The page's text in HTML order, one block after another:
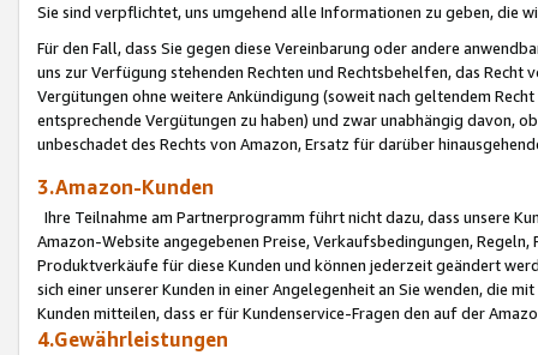
Sie sind verpflichtet, uns umgehend alle Informationen zu geben, die
Für den Fall, dass Sie gegen diese Vereinbarung oder andere
uns zur Verfügung stehenden Rechten und Rechtsbehelfen, das
Vergütungen ohne weitere Ankündigung (soweit nach geltendem
entsprechende Vergütungen zu haben) und zwar unabhängig davon,
unbeschadet des Rechts von Amazon, Ersatz für darüber
3.Amazon-Kunden
Ihre Teilnahme am Partnerprogramm führt nicht dazu, dass unsere
Amazon-Website angegebenen Preise, Verkaufsbedingungen,
Produktverkäufe für diese Kunden und können jederzeit geändert
sich einer unserer Kunden in einer Angelegenheit an Sie wenden, die
Kunden mitteilen, dass er für Kundenservice-Fragen den auf der
4.Gewährleistungen